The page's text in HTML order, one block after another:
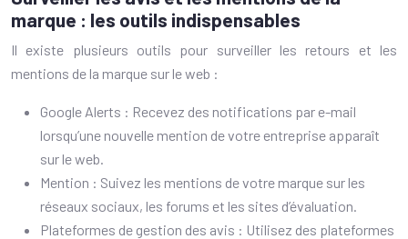
marque : les outils indispensables
Il existe plusieurs outils pour surveiller les retours et les
mentions de la marque sur le web :
Google Alerts : Recevez des notifications par e-mail
lorsqu’une nouvelle mention de votre entreprise apparaît
sur le web.
Mention : Suivez les mentions de votre marque sur les
réseaux sociaux, les forums et les sites d’évaluation.
Plateformes de gestion des avis : Utilisez des plateformes